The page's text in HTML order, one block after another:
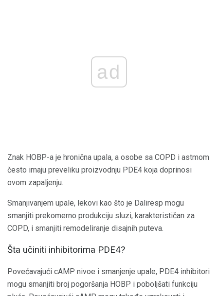
ad
Znak HOBP-a je hronična upala, a osobe sa COPD i astmom
često imaju preveliku proizvodnju PDE4 koja doprinosi
ovom zapaljenju.
Smanjivanjem upale, lekovi kao što je Daliresp mogu
smanjiti prekomerno produkciju sluzi, karakterističan za
COPD, i smanjiti remodeliranje disajnih puteva.
Šta učiniti inhibitorima PDE4?
Povećavajući cAMP nivoe i smanjenje upale, PDE4 inhibitori
mogu smanjiti broj pogoršanja HOBP i poboljšati funkciju